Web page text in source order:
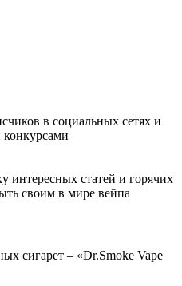
в социальных сетях и
конкурсами
интересных статей и горячих
своим в мире вейпа
сигарет – «Dr.Smoke Vape